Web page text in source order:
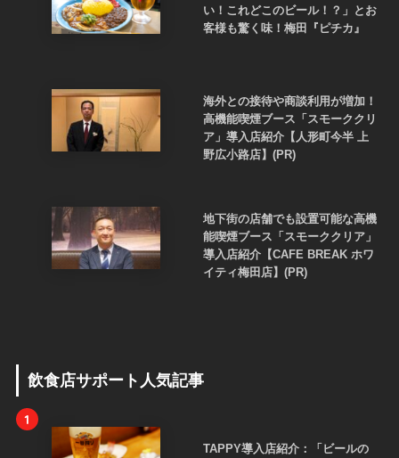
い！これどこのビール！？」とお
客様も驚く味！梅田『ピチカ』
海外との接待や商談利用が増加！
高機能喫煙ブース「スモーククリ
ア」導入店紹介【人形町今半 上
野広小路店】(PR)
地下街の店舗でも設置可能な高機
能喫煙ブース「スモーククリア」
導入店紹介【CAFE BREAK ホワ
イティ梅田店】(PR)
飲食店サポート人気記事
1
TAPPY導入店紹介：「ビールの